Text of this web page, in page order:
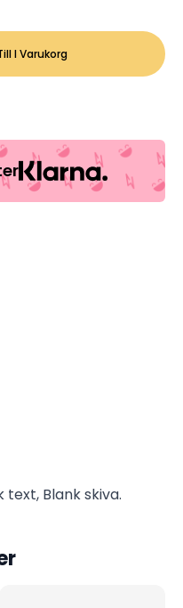
I Varukorg
text, Blank skiva.